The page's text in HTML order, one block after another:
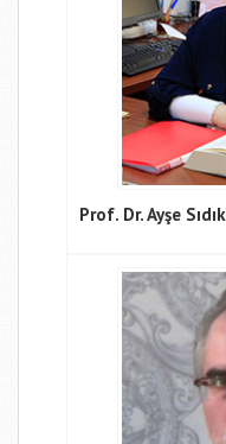
Prof. Dr. Ayşe